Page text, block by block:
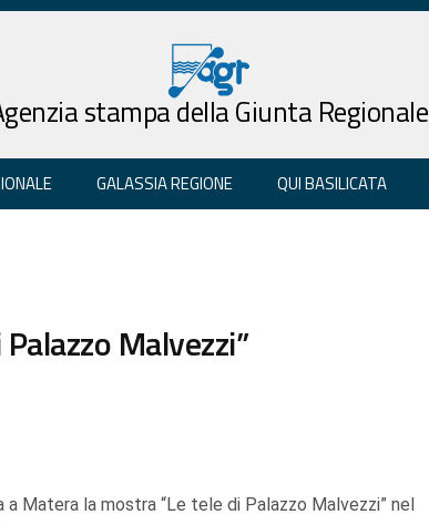
stampa della Giunta Regionale
GALASSIA REGIONE QUI BASILICATA
Malvezzi”
Matera la mostra “Le tele di Palazzo Malvezzi” nel